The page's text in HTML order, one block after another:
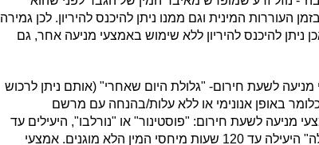
העוררות המינית וגם ממנו ניתן להיכנס להיריון. לכן גמירה
ניתן להיכנס להיריון ללא שימוש באמצעי מניעה אחר, גם
לשעת חירום- "גלולת היום שאחרי" (אותם ניתן לרכוש
באופן אנונימי או ללא עלות/בהנחה עם מרשם
מניעה לשעת חירום: "פוסטינור" או "נורלבו", היעילים עד
72 שעות מיחסי מין לא מוגנים, ו"אלה" היעילה עד 120 שעות מיחסי המין הלא מוגנים. אמצעי